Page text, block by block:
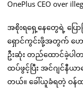
အစိုးရရှေ့နေတွေရဲ့ ပြေ
ရှောင်ကွင်းဖို့အတွက် ဟ
ဦးဆုံး တည်ထောင်ခဲ့ပါ
ထပ်ဖွင့်ပြီး အင်ဂျင်နီယာ
တယ်။ ခေါ်ယူခံရတဲ့ ဝန်ထ